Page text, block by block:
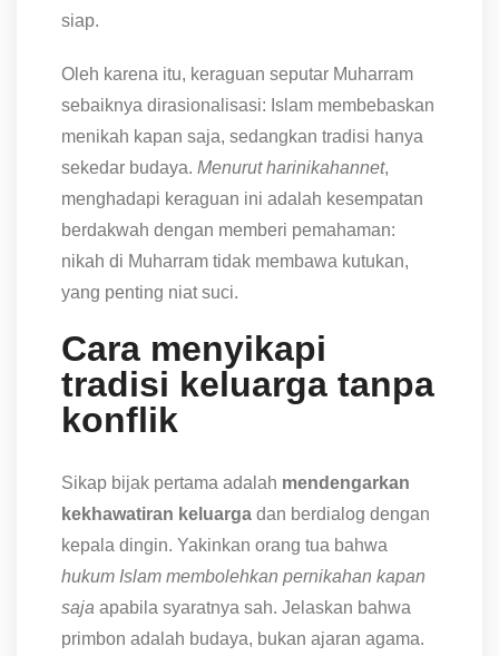
siap.
Oleh karena itu, keraguan seputar Muharram
sebaiknya dirasionalisasi: Islam membebaskan
menikah kapan saja, sedangkan tradisi hanya
sekedar budaya. Menurut harinikahannet,
menghadapi keraguan ini adalah kesempatan
berdakwah dengan memberi pemahaman:
nikah di Muharram tidak membawa kutukan,
yang penting niat suci.
Cara menyikapi
tradisi keluarga tanpa
konflik
Sikap bijak pertama adalah mendengarkan
kekhawatiran keluarga dan berdialog dengan
kepala dingin. Yakinkan orang tua bahwa
hukum Islam membolehkan pernikahan kapan
saja apabila syaratnya sah. Jelaskan bahwa
primbon adalah budaya, bukan ajaran agama.